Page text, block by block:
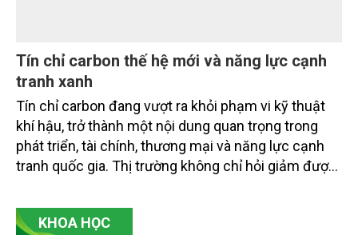
Tín chỉ carbon thế hệ mới và năng lực cạnh
tranh xanh
Tín chỉ carbon đang vượt ra khỏi phạm vi kỹ thuật
khí hậu, trở thành một nội dung quan trọng trong
phát triển, tài chính, thương mại và năng lực cạnh
tranh quốc gia. Thị trường không chỉ hỏi giảm được
bằng cách nào, ai xác nhận, có bền vững không, có
công bằng không, có bị ghi nhận trùng lặp không và
KHOA HỌC